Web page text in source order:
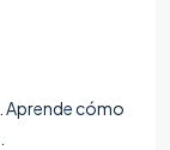
Aprende cómo